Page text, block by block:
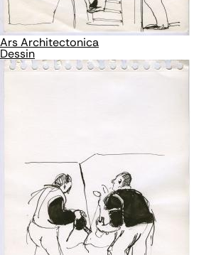
Ars Architectonica
Dessin